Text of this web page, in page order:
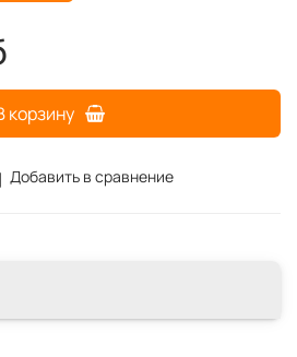
Добавить в сравнение
корзину